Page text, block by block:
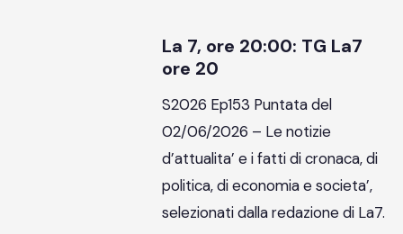
La 7, ore 20:00: TG La7
ore 20
S2026 Ep153 Puntata del
02/06/2026 – Le notizie
d’attualita’ e i fatti di cronaca, di
politica, di economia e societa’,
selezionati dalla redazione di La7.